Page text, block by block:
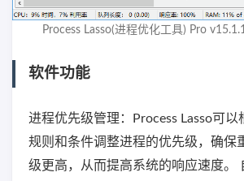
Process Lasso(进程优化工具) Pro
软件功能
进程优先级管理：Process Lasso可以
规则和条件调整进程的优先级，确保
级更高，从而提高系统的响应速度。